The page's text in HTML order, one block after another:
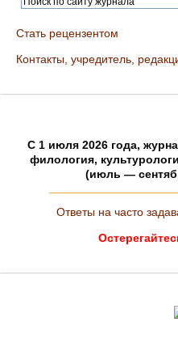
Стать рецензентом
Контакты, учредитель,
C 1 июля 2026 года,
филология,
(июль —
Ответы на часто